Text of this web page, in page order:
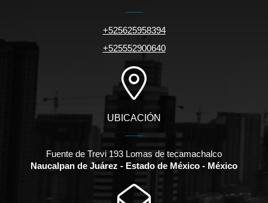
+525625958394
+525552900640
UBICACIÓN
Fuente de Trevi 193 Lomas de tecamachalco
Naucalpan de Juárez - Estado de México - México